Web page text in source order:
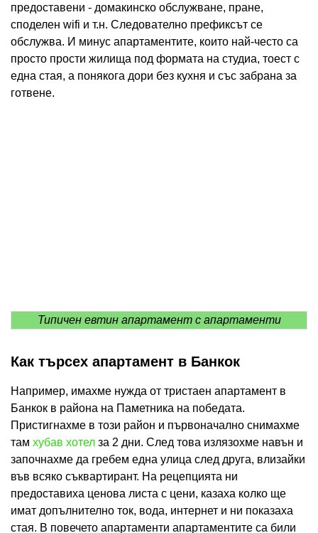
предоставени - домакинско обслужване, пране,
споделен wifi и т.н. Следователно префиксът се
обслужва. И минус апартаментите, които най-често са
просто прости жилища под формата на студиа, тоест с
една стая, а понякога дори без кухня и със забрана за
готвене.
Типичен евтин апартамент с апартаменти
Как търсех апартамент в Банкок
Например, имахме нужда от тристаен апартамент в
Банкок в района на Паметника на победата.
Пристигнахме в този район и първоначално снимахме
там хубав хотел за 2 дни. След това излязохме навън и
започнахме да гребем една улица след друга, влизайки
във всяко съквартирант. На рецепцията ни
предоставиха ценова листа с цени, казаха колко ще
имат допълнително ток, вода, интернет и ни показаха
стая. В повечето апартаменти апартаментите са били